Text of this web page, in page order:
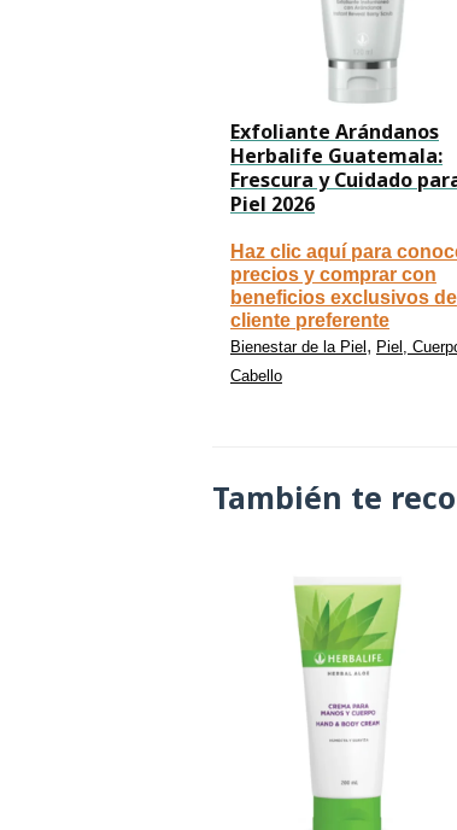
Exfoliante Arándanos
Herbalife Guatemala:
Frescura y Cuidado
Piel 2026
Haz clic aquí para
precios y comprar con
beneficios exclusivos de
cliente preferente
Bienestar de la Piel , Piel,
Cabello
También te